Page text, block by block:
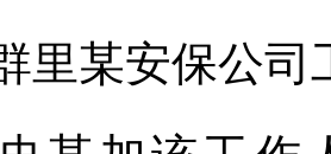
里某安保公